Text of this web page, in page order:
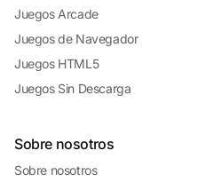
Juegos Arcade
Juegos de Navegador
Juegos HTML5
Juegos Sin Descarga
Sobre nosotros
Sobre nosotros